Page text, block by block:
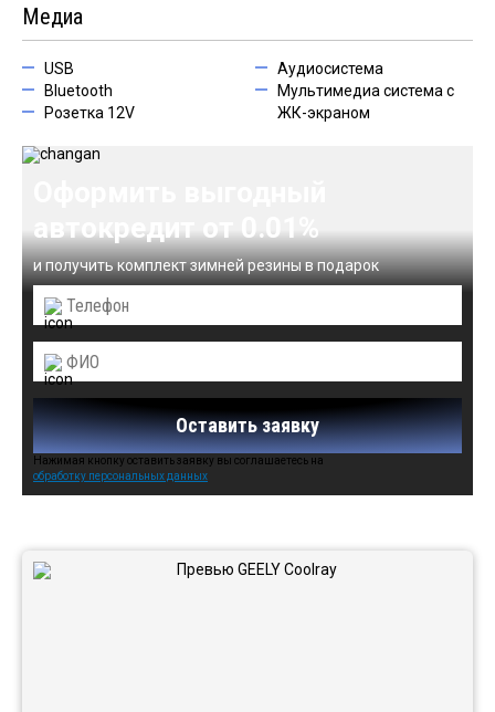
Медиа
USB
Bluetooth
Розетка 12V
Аудиосистема
Мультимедиа система с
ЖК-экраном
автокредит от 0.01%
и получить комплект зимней резины в подарок
Оставить заявку
Нажимая кнопку оставить заявку вы соглашаетесь на
обработку персональных данных